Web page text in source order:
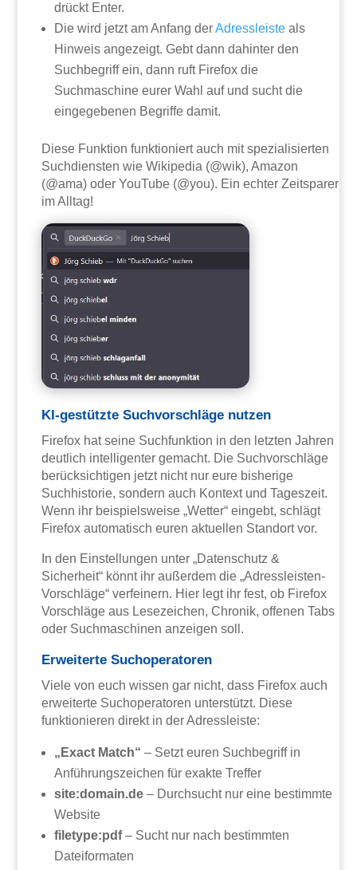
drückt Enter.
Die wird jetzt am Anfang derAdressleiste als
Hinweis angezeigt. Gebt dann dahinter den
Suchbegriff ein, dann ruft Firefox die
Suchmaschine eurer Wahl auf und sucht die
eingegebenen Begriffe damit.
Diese Funktion funktioniert auch mit spezialisierten
Suchdiensten wie Wikipedia (@wik), Amazon
(@ama) oder YouTube (@you). Ein echter Zeitsparer
im Alltag!
KI-gestützte Suchvorschläge nutzen
Firefox hat seine Suchfunktion in den letzten Jahren
deutlich intelligenter gemacht. Die Suchvorschläge
berücksichtigen jetzt nicht nur eure bisherige
Suchhistorie, sondern auch Kontext und Tageszeit.
Wenn ihr beispielsweise „Wetter“ eingebt, schlägt
Firefox automatisch euren aktuellen Standort vor.
In den Einstellungen unter „Datenschutz &
Sicherheit“ könnt ihr außerdem die „Adressleisten-
Vorschläge“ verfeinern. Hier legt ihr fest, ob Firefox
Vorschläge aus Lesezeichen, Chronik, offenen Tabs
oder Suchmaschinen anzeigen soll.
Erweiterte Suchoperatoren
Viele von euch wissen gar nicht, dass Firefox auch
erweiterte Suchoperatoren unterstützt. Diese
funktionieren direkt in der Adressleiste:
„Exact Match“ – Setzt euren Suchbegriff in
Anführungszeichen für exakte Treffer
site:domain.de – Durchsucht nur eine bestimmte
Website
filetype:pdf– Sucht nur nach bestimmten
Dateiformaten